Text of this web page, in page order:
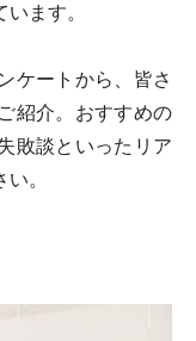
ます。
ケートから、皆さ
紹介。おすすめの
敗談といったリア
。